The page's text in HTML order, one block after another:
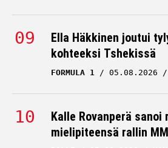
Ella Häkkinen joutui
kohteeksi Tshekissä
FORMULA 1 05.08.2026
Kalle Rovanperä sanoi
mielipiteensä rallin